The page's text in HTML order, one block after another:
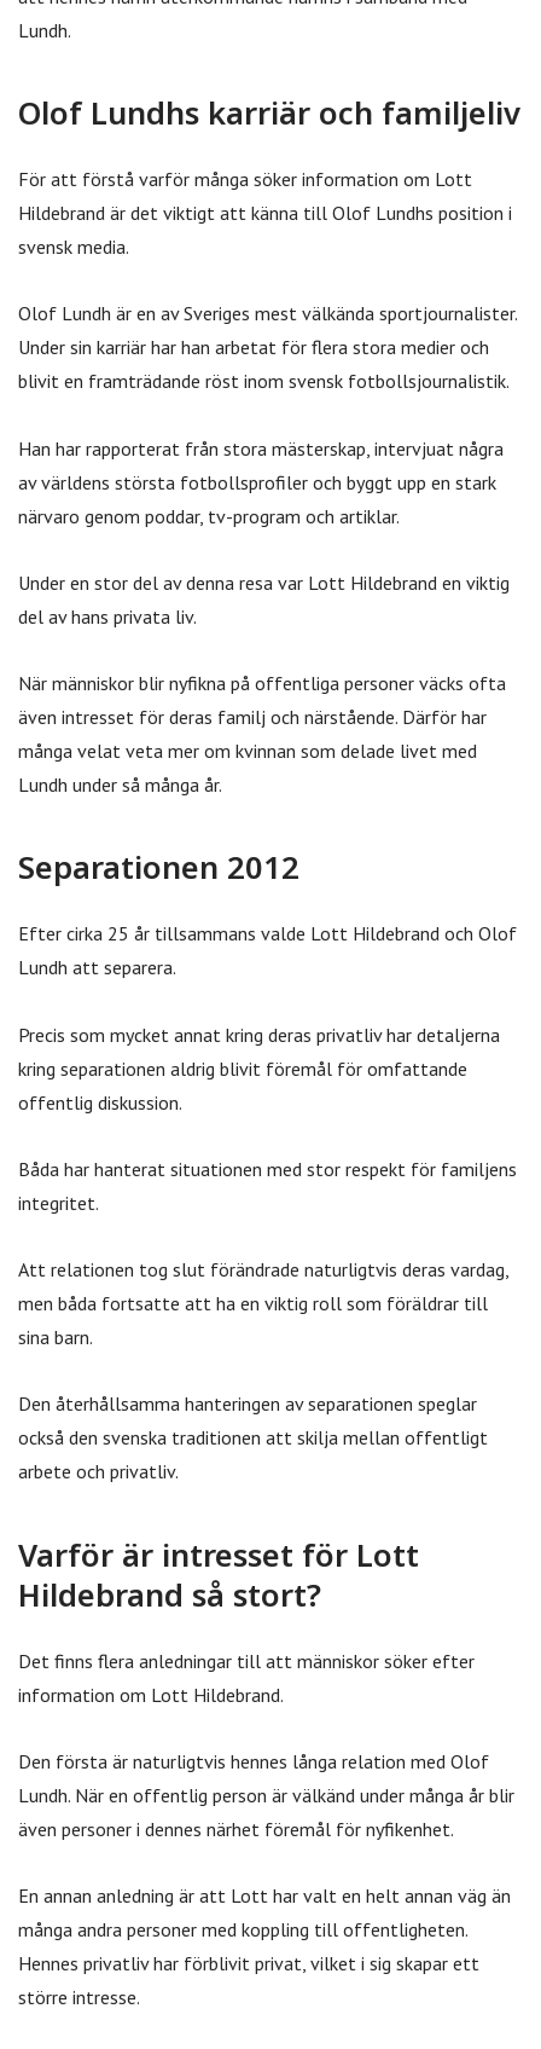
Lundh.
Olof Lundhs karriär och familjeliv
För att förstå varför många söker information om Lott
Hildebrand är det viktigt att känna till Olof Lundhs position i
svensk media.
Olof Lundh är en av Sveriges mest välkända sportjournalister.
Under sin karriär har han arbetat för flera stora medier och
blivit en framträdande röst inom svensk fotbollsjournalistik.
Han har rapporterat från stora mästerskap, intervjuat några
av världens största fotbollsprofiler och byggt upp en stark
närvaro genom poddar, tv-program och artiklar.
Under en stor del av denna resa var Lott Hildebrand en viktig
del av hans privata liv.
När människor blir nyfikna på offentliga personer väcks ofta
även intresset för deras familj och närstående. Därför har
många velat veta mer om kvinnan som delade livet med
Lundh under så många år.
Separationen 2012
Efter cirka 25 år tillsammans valde Lott Hildebrand och Olof
Lundh att separera.
Precis som mycket annat kring deras privatliv har detaljerna
kring separationen aldrig blivit föremål för omfattande
offentlig diskussion.
Båda har hanterat situationen med stor respekt för familjens
integritet.
Att relationen tog slut förändrade naturligtvis deras vardag,
men båda fortsatte att ha en viktig roll som föräldrar till
sina barn.
Den återhållsamma hanteringen av separationen speglar
också den svenska traditionen att skilja mellan offentligt
arbete och privatliv.
Varför är intresset för Lott
Hildebrand så stort?
Det finns flera anledningar till att människor söker efter
information om Lott Hildebrand.
Den första är naturligtvis hennes långa relation med Olof
Lundh. När en offentlig person är välkänd under många år blir
även personer i dennes närhet föremål för nyfikenhet.
En annan anledning är att Lott har valt en helt annan väg än
många andra personer med koppling till offentligheten.
Hennes privatliv har förblivit privat, vilket i sig skapar ett
större intresse.